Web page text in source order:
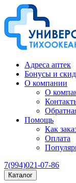
Адреса аптек
Бонусы и
О компании
О
Помощь
Как
Оплата
7(994)021-07-86
Каталог